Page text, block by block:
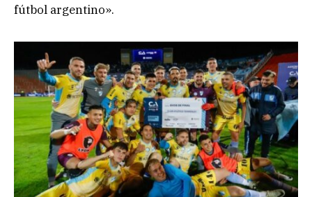
fútbol argentino».